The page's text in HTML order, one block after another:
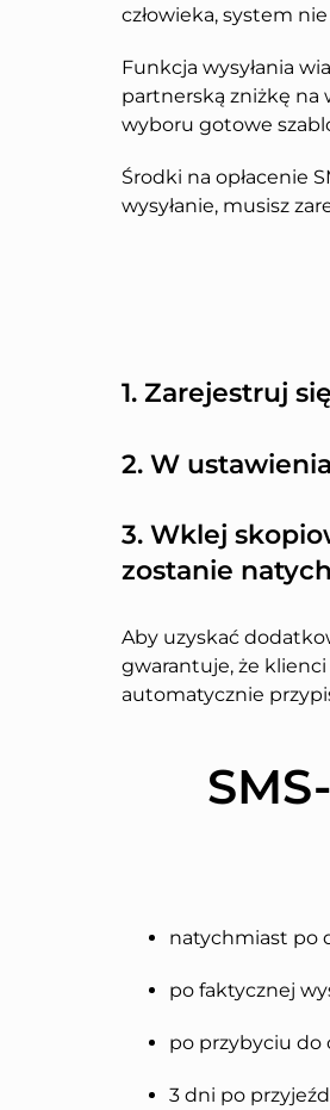
człowieka, system
Funkcja wysyłania
partnerską zniżkę na
wyboru gotowe
Środki na opłacenie
wysyłanie, musisz
1. Zarejestruj
2. W
3. Wklej
zostanie
Aby uzyskać
gwarantuje, że
automatycznie
natychmiast po
po faktycznej
po przybyciu do
3 dni po